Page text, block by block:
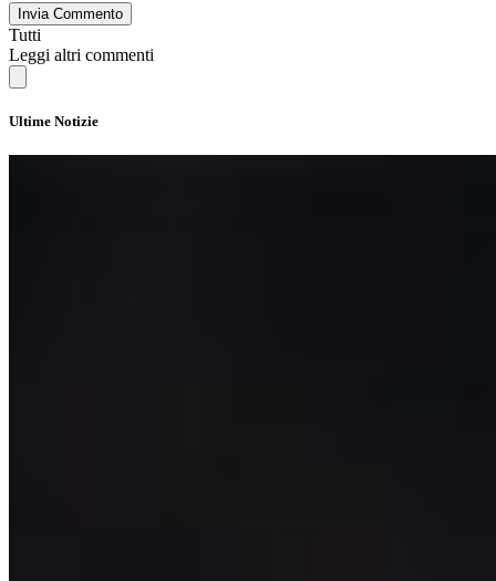
Invia Commento
Tutti
Leggi altri commenti
Ultime Notizie